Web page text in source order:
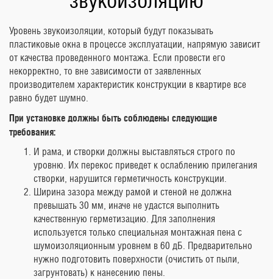
Уровень звукоизоляции, который будут показывать
пластиковые окна в процессе эксплуатации, напрямую зависит
от качества проведенного монтажа. Если провести его
некорректно, то вне зависимости от заявленных
производителем характеристик конструкции в квартире все
равно будет шумно.
При установке должны быть соблюдены следующие
требования:
И рама, и створки должны выставляться строго по
уровню. Их перекос приведет к ослаблению прилегания
створки, нарушится герметичность конструкции.
Ширина зазора между рамой и стеной не должна
превышать 30 мм, иначе не удастся выполнить
качественную герметизацию. Для заполнения
используется только специальная монтажная пена с
шумоизоляционным уровнем в 60 дБ. Предварительно
нужно подготовить поверхности (очистить от пыли,
загрунтовать) к нанесению пены.